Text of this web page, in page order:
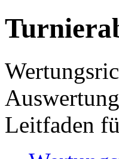
Leitfaden